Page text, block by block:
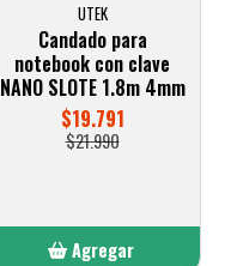
UTEK
Candado para
notebook con clave
NANO SLOTE 1.8m 4mm
$19.791
$21.990
Agregar